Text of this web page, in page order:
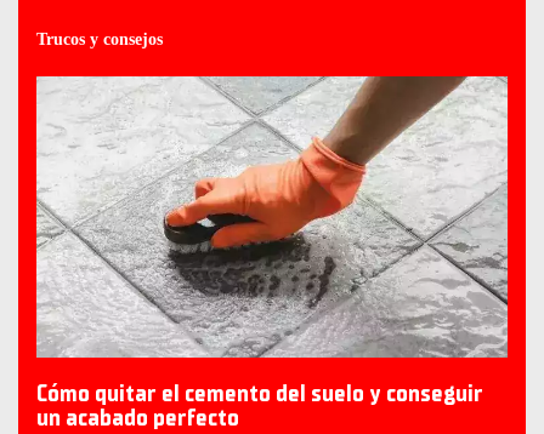
Trucos y consejos
Cómo quitar el cemento del suelo y conseguir
un acabado perfecto